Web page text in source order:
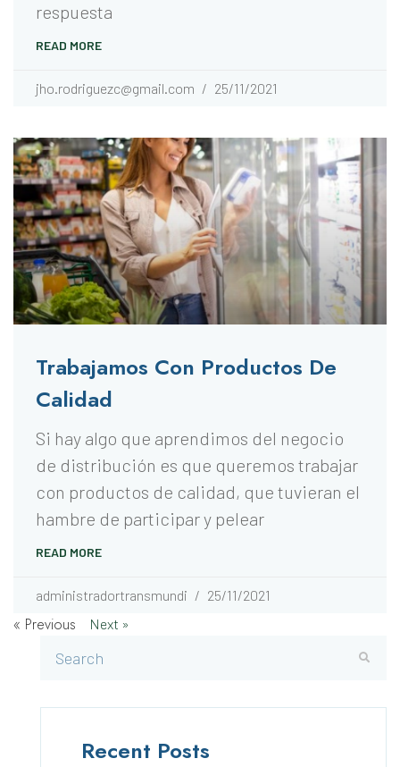
respuesta
READ MORE
jho.rodriguezc@gmail.com 25/11/2021
Trabajamos Con Productos De
Calidad
Si hay algo que aprendimos del negocio
de distribución es que queremos trabajar
con productos de calidad, que tuvieran el
hambre de participar y pelear
READ MORE
administradortransmundi 25/11/2021
« Previous Next »
Recent Posts